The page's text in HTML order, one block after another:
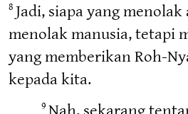
8 Jadi, siapa yang
menolak manusia, tetapi
yang memberikan Roh-
kepada kita.
9 Nah, sekarang